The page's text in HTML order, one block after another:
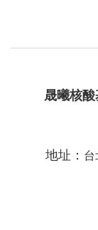
晟曦核
地址：